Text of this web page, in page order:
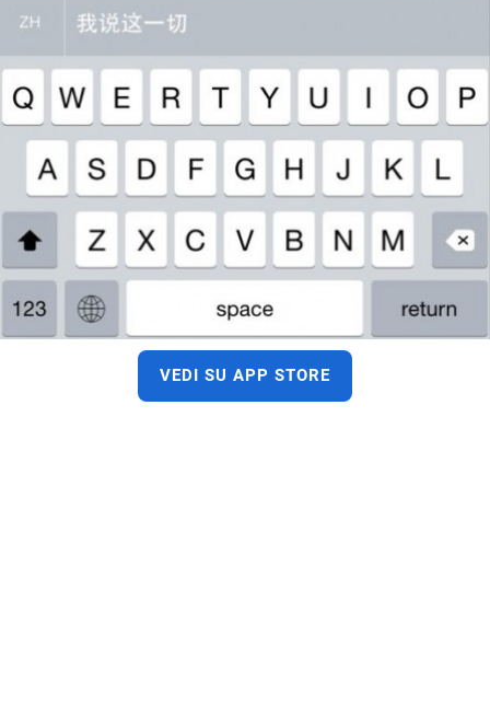
VEDI SU APP STORE